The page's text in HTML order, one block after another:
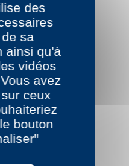
des
sa
ainsi qu'à
vidéos
avez
ceux
bouton